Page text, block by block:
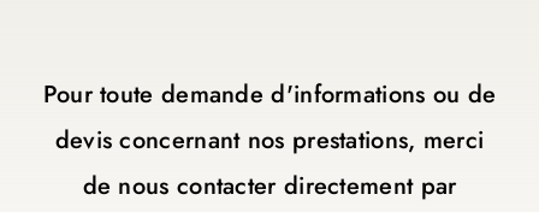
Pour toute demande d'informations ou de
devis concernant nos prestations, merci
de nous contacter directement par